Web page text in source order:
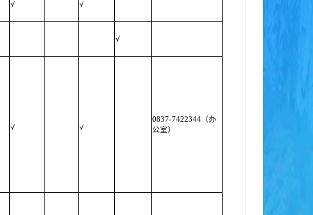
√ √
√
0837-7422344（办
公室）
√ √